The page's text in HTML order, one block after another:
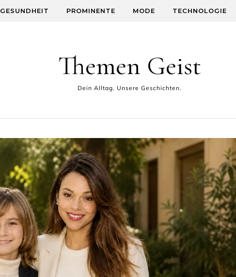
GESUNDHEIT PROMINENTE MODE TECHNOLOGIE
Themen Geist
Dein Alltag. Unsere Geschichten.